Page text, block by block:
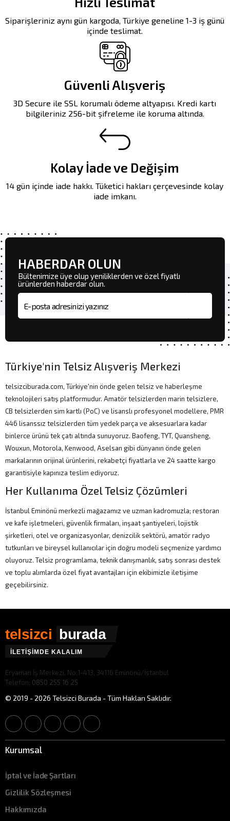
Siparişleriniz aynı gün kargoda, Türkiye geneline 1-3 iş günü
içinde teslimat.
Güvenli Alışveriş
3D Secure ile SSL korumalı ödeme altyapısı. Kredi kartı
bilgileriniz 256-bit şifreleme ile koruma altında.
Kolay İade ve Değişim
14 gün içinde iade hakkı. Tüketici hakları çerçevesinde kolay
iade imkanı.
HABERDAR OLUN
Bültenimize üye olup yeniliklerden ve özel fiyatlı
ürünlerden haberdar olun.
E-posta adresi
Türkiye'nin Telsiz Alışveriş Merkezi
telsizciburada.com, Türkiye'nin önde gelen telsiz ve haberleşme
teknolojileri satış platformudur. Amatör telsizlerden marin telsizlere,
CB telsizlerden sim kartlı (PoC) ve lisanslı profesyonel modellere, PMR
446 lisanssız telsizlerden tüm yedek parça ve aksesuarlara kadar
binlerce ürünü tek çatı altında sunuyoruz. Baofeng, TYT, Quansheng,
Wouxun, Motorola, Kenwood, Aselsan gibi dünyanın önde gelen
markalarının orijinal ürünlerini, rekabetçi fiyatlarla ve 24 saatte kargo
garantisiyle kapınıza teslim ediyoruz.
Her Kullanıma Özel Telsiz Çözümleri
İstanbul Eminönü merkezli mağazamız ve uzman kadromuzla; restoran
ve kafe işletmeleri, güvenlik firmaları, inşaat şantiyeleri, lojistik
şirketleri, otel ve organizasyonlar, denizcilik sektörü, amatör radyo
tutkunları ve bireysel kullanıcılar için doğru modeli seçmenize yardımcı
oluyoruz. Telsiz programlama, teknik danışmanlık, satış sonrası destek
ve toplu alımlarda özel fiyat avantajları için ekibimizle iletişime
geçebilirsiniz.
telsizci burada
İLETİŞİMDE KALALIM
Eryaman İş Merkezi, No:1-413, 34116 Eminönü/İstanbul
Telefon: 0850 255 16 25
© 2019 - 2026 Telsizci Burada - Tüm Hakları Saklıdır.
Kurumsal
İptal ve İade Şartları
Gizlilik Sözleşmesi
Hakkımızda